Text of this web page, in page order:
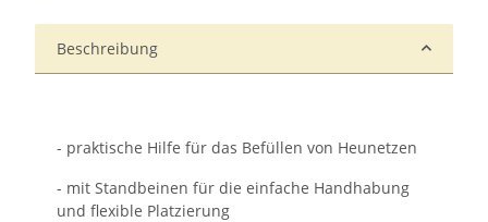
Beschreibung
- praktische Hilfe für das Befüllen von Heunetzen
- mit Standbeinen für die einfache Handhabung
und flexible Platzierung